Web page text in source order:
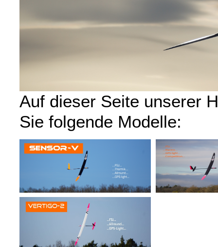
Auf dieser Seite unserer
Sie folgende Modelle: